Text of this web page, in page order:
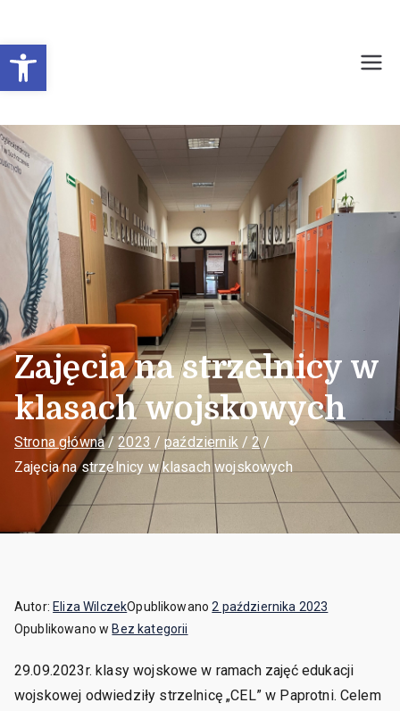
Otwórz pasek narzędzi
Młodzieży Nr 1 w
Sochaczewie
Zajęcia na strzelnicy w
klasach wojskowych
Strona główna 2023 październik
2
Zajęcia na strzelnicy w klasach wojskowych
Autor: Eliza WilczekOpublikowano2 października 2023
Opublikowano w Bez kategorii
29.09.2023r. klasy wojskowe w ramach zajęć edukacji
wojskowej odwiedziły strzelnicę „CEL” w Paprotni. Celem